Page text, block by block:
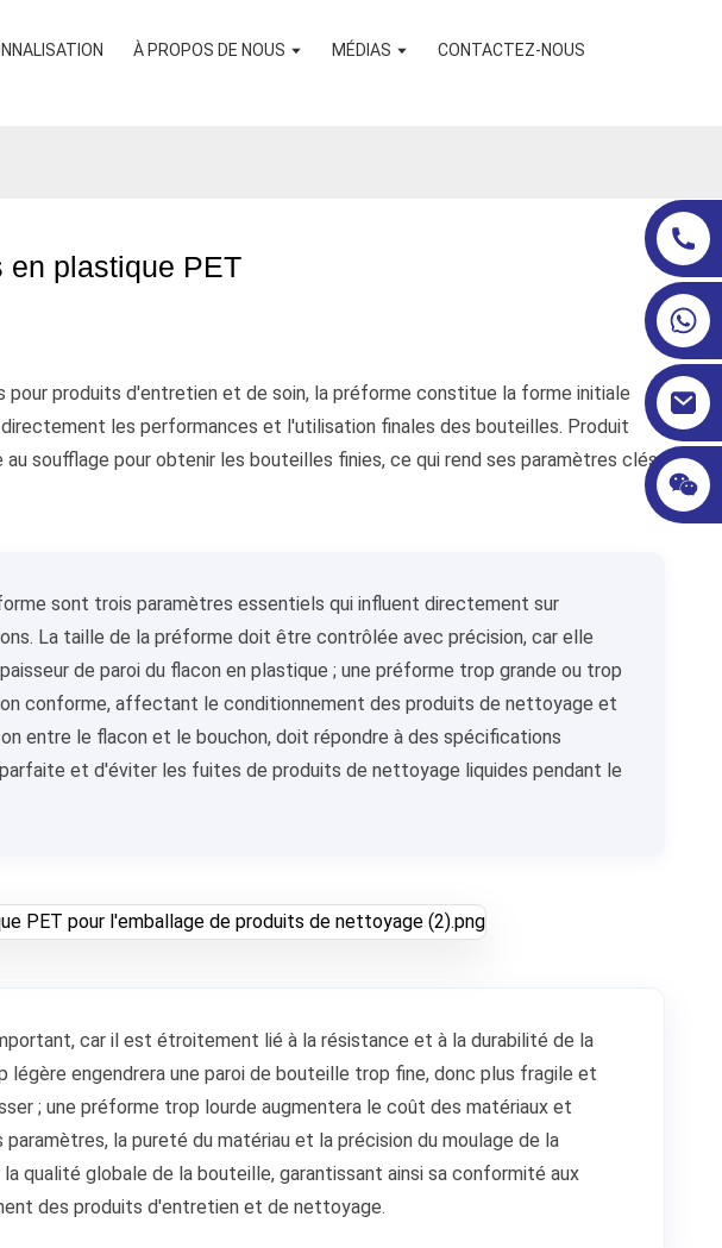
À PROPOS DE NOUS MÉDIAS CONTACTEZ-NOUS
en plastique PET
pour produits d'entretien et de soin, la préforme constitue la forme initiale
les performances et l'utilisation finales des bouteilles. Produit
soufflage pour obtenir les bouteilles finies, ce qui rend ses paramètres clés
sont trois paramètres essentiels qui influent directement sur
La taille de la préforme doit être contrôlée avec précision, car elle
de paroi du flacon en plastique ; une préforme trop grande ou trop
conforme, affectant le conditionnement des produits de nettoyage et
entre le flacon et le bouchon, doit répondre à des spécifications
et d'éviter les fuites de produits de nettoyage liquides pendant le
car il est étroitement lié à la résistance et à la durabilité de la
légère engendrera une paroi de bouteille trop fine, donc plus fragile et
; une préforme trop lourde augmentera le coût des matériaux et
la pureté du matériau et la précision du moulage de la
qualité globale de la bouteille, garantissant ainsi sa conformité aux
des produits d'entretien et de nettoyage.